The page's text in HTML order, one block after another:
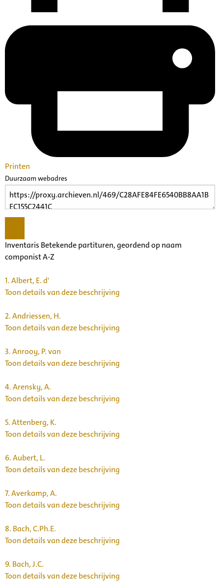
Printen
Duurzaam webadres
Inventaris Betekende partituren, geordend op naam
componist A-Z
1.Albert, E. d'
Toon details van deze beschrijving
2.Andriessen, H.
Toon details van deze beschrijving
3.Anrooy, P. van
Toon details van deze beschrijving
4.Arensky, A.
Toon details van deze beschrijving
5.Attenberg, K.
Toon details van deze beschrijving
6.Aubert, L.
Toon details van deze beschrijving
7.Averkamp, A.
Toon details van deze beschrijving
8. Bach, C.Ph.E.
Toon details van deze beschrijving
9. Bach, J.C.
Toon details van deze beschrijving